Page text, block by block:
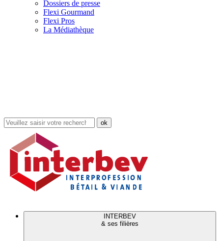
Dossiers de presse
Flexi Gourmand
Flexi Pros
La Médiathèque
Rechercher
dans
site
INTERBEV
& ses filières